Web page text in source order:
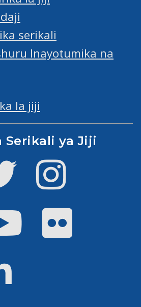
serikali
Inayotumika na
la jiji
Serikali ya Jiji
Twitter
Youtube